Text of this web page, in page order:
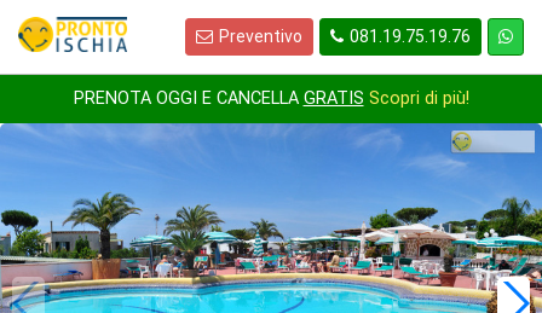
Preventivo 081.19.75.19.76
PRENOTA OGGI E CANCELLA GRATIS Scopri di più!